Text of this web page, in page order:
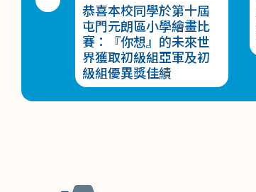
盃U13
恭喜本校同學於第十屆
屯門元朗區小學繪畫比
賽：『你想』的未來世
界獲取初級組亞軍及初
級組優異獎佳績